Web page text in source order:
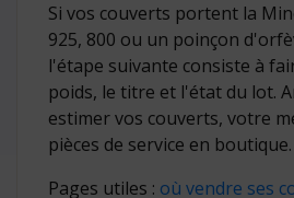
Si vos couverts portent la
925, 800 ou un poinçon
l'étape suivante consiste à
poids, le titre et l'état du lot.
estimer vos couverts, votre
pièces de service en boutique.
Pages utiles : où vendre ses